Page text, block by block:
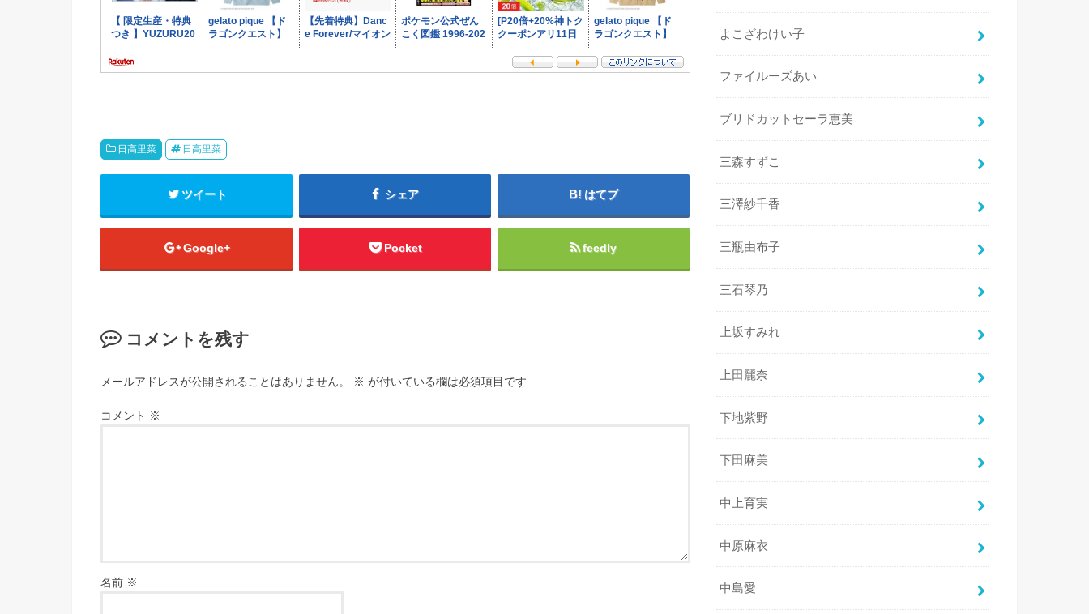
日高里菜 日高里菜
ツイート シェア はてブ
Google+ Pocket feedly
コメントを残す
メールアドレスが公開されることはありません。 ※ が付いている欄は必須項目です
コメント ※
名前 ※
よこざわけい子
ファイルーズあい
ブリドカットセーラ恵美
三森すずこ
三澤紗千香
三瓶由布子
三石琴乃
上坂すみれ
上田麗奈
下地紫野
下田麻美
中上育実
中原麻衣
中島愛